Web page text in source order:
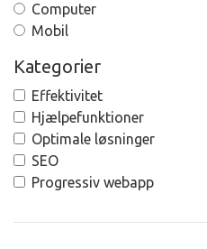
Computer
Mobil
Kategorier
Effektivitet
Hjælpefunktioner
Optimale løsninger
SEO
Progressiv webapp